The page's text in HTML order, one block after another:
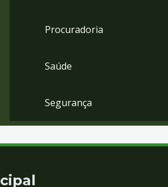
Procuradoria
Saúde
Segurança